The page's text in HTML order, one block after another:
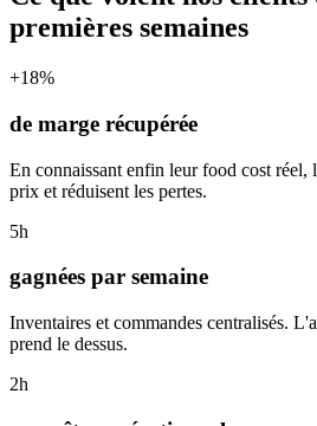
premières semaines
+18%
de marge récupérée
En connaissant enfin leur food cost réel,
prix et réduisent les pertes.
5h
gagnées par semaine
Inventaires et commandes centralisés.
prend le dessus.
2h